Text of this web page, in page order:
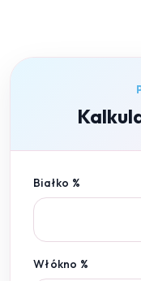
Białko %
Włókno %